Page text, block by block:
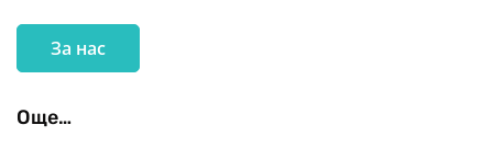
За нас
Още…